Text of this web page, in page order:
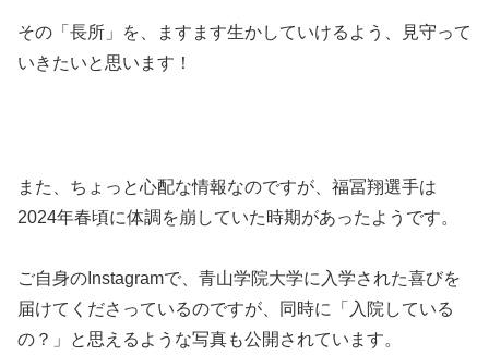
その「長所」を、ますます生かしていけるよう、見守って
いきたいと思います！
また、ちょっと心配な情報なのですが、福冨翔選手は
2024年春頃に体調を崩していた時期があったようです。
ご自身のInstagramで、青山学院大学に入学された喜びを
届けてくださっているのですが、同時に「入院している
の？」と思えるような写真も公開されています。